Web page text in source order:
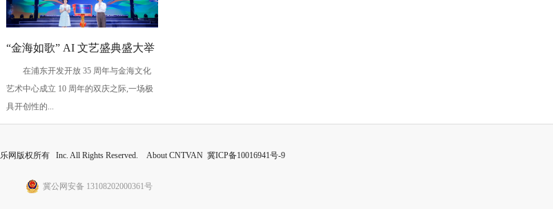
“金海如歌” AI 文艺盛典盛大举
行,共鉴科技艺术融合景象
在浦东开发开放 35 周年与金海文化
艺术中心成立 10 周年的双庆之际,一场极
具开创性的...
网版权所有 Inc. All Rights Reserved. About CNTVAN 冀ICP备10016941号-9
冀公网安备 13108202000361号